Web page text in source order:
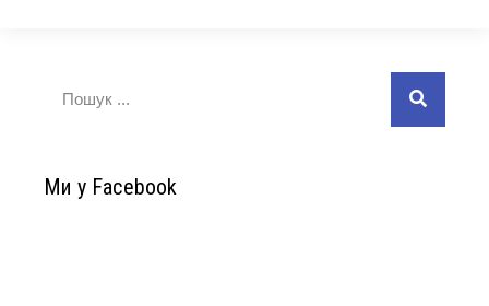
Ми у Facebook